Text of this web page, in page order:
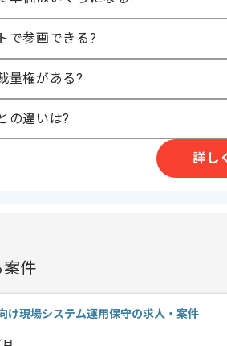
募集人数
作業開始日
2026/06/01
メガネの企画販売事業を展開している
基本的には一部リモートでの作業を見込
で参画できる?
量権がある?
の違いは?
詳し
案件
け現場システム運用保守の求人・案件